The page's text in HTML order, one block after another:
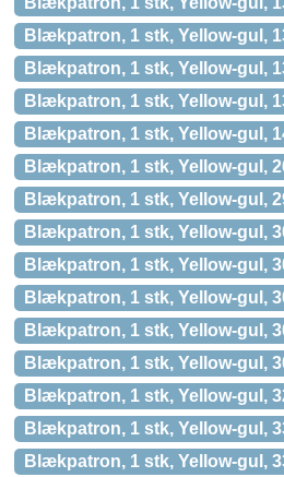
Blækpatron, 1 stk, Yellow-gul,
Blækpatron, 1 stk, Yellow-gul,
Blækpatron, 1 stk, Yellow-gul,
Blækpatron, 1 stk, Yellow-gul,
Blækpatron, 1 stk, Yellow-gul,
Blækpatron, 1 stk, Yellow-gul,
Blækpatron, 1 stk, Yellow-gul,
Blækpatron, 1 stk, Yellow-gul,
Blækpatron, 1 stk, Yellow-gul,
Blækpatron, 1 stk, Yellow-gul,
Blækpatron, 1 stk, Yellow-gul,
Blækpatron, 1 stk, Yellow-gul,
Blækpatron, 1 stk, Yellow-gul,
Blækpatron, 1 stk, Yellow-gul,